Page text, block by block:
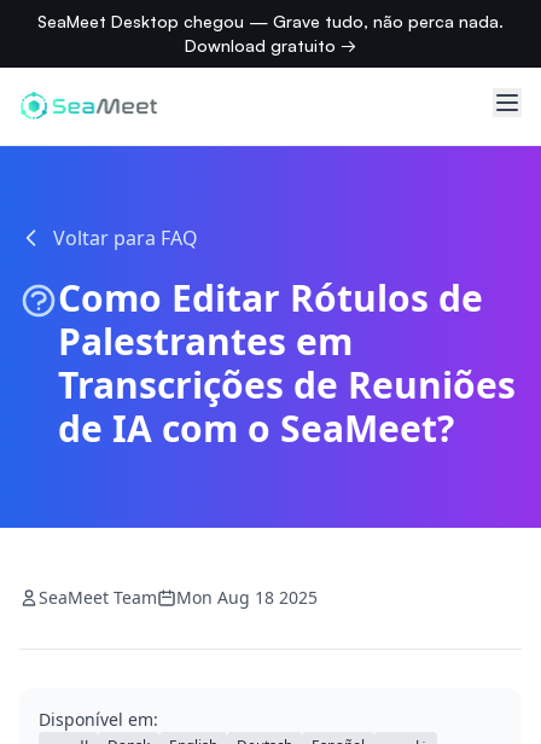
SeaMeet Desktop chegou — Grave tudo, não perca nada.
Download gratuito →
Voltar para FAQ
Como Editar Rótulos de
Palestrantes em
Transcrições de Reuniões
de IA com o SeaMeet?
SeaMeet Team Mon Aug 18 2025
Disponível em: